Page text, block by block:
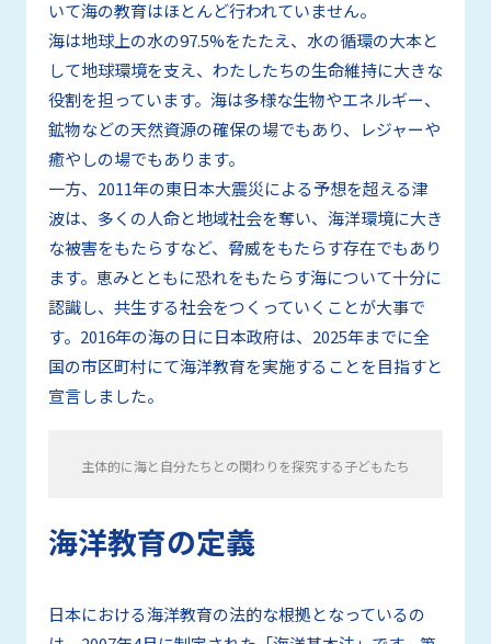
いて海の教育はほとんど行われていません。
海は地球上の水の97.5%をたたえ、水の循環の大本と
して地球環境を支え、わたしたちの生命維持に大きな
役割を担っています。海は多様な生物やエネルギー、
鉱物などの天然資源の確保の場でもあり、レジャーや
癒やしの場でもあります。
一方、2011年の東日本大震災による予想を超える津
波は、多くの人命と地域社会を奪い、海洋環境に大き
な被害をもたらすなど、脅威をもたらす存在でもあり
ます。恵みとともに恐れをもたらす海について十分に
認識し、共生する社会をつくっていくことが大事で
す。2016年の海の日に日本政府は、2025年までに全
国の市区町村にて海洋教育を実施することを目指すと
宣言しました。
主体的に海と自分たちとの関わりを探究する子どもたち
海洋教育の定義
日本における海洋教育の法的な根拠となっているの